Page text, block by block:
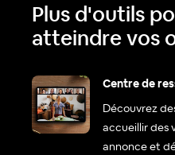
Plus d'outils
atteindre vos
Centre de
Découvrez
accueillir des
annonce et